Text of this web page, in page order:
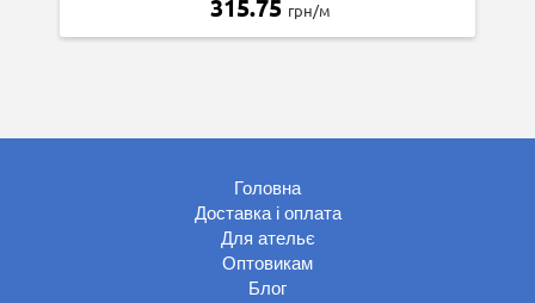
315.75 грн/м
Головна
Доставка і оплата
Для ательє
Оптовикам
Блог